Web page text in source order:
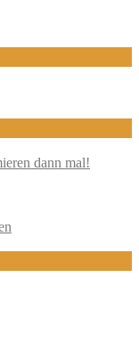
dann mal!